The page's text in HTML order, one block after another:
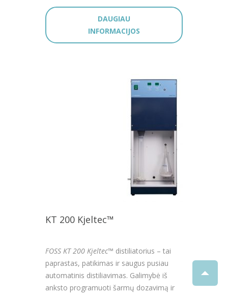
DAUGIAU
INFORMACIJOS
KT 200 Kjeltec™
FOSS KT 200 Kjeltec™ distiliatorius – tai
paprastas, patikimas ir saugus pusiau
automatinis distiliavimas. Galimybė iš
anksto programuoti šarmų dozavimą ir